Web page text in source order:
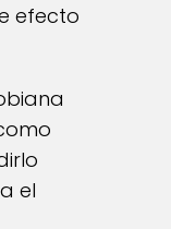
efecto
el